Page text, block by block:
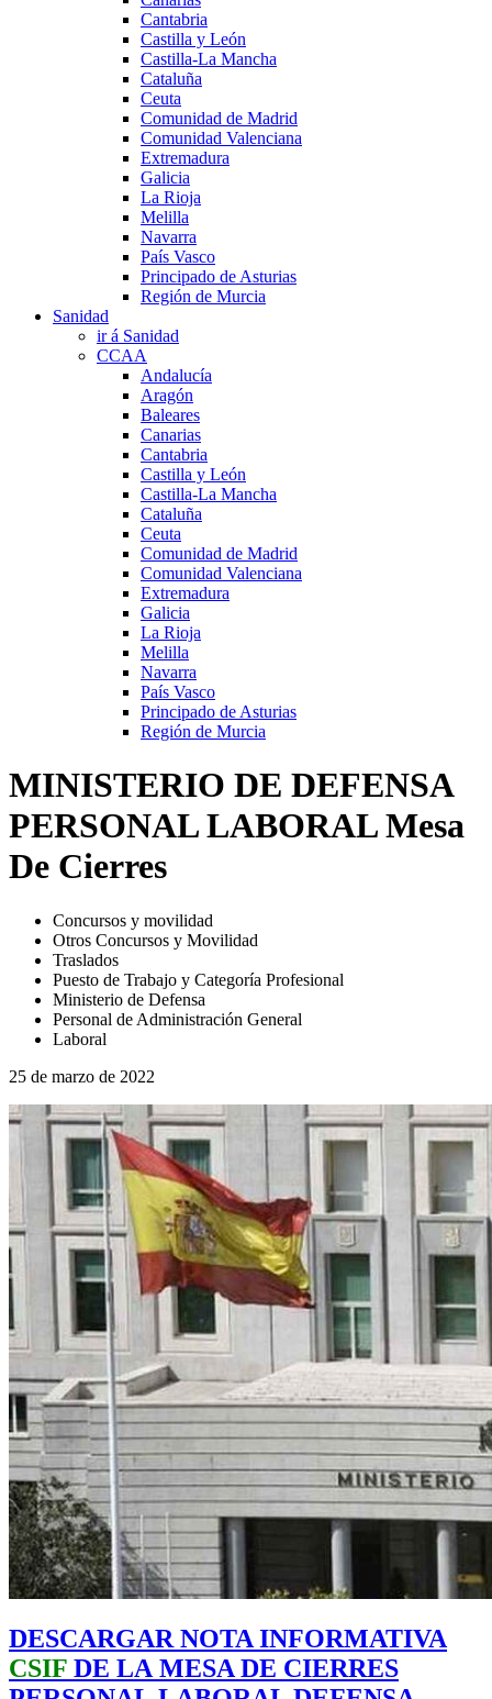
Cantabria
Castilla y León
Castilla-La Mancha
Cataluña
Ceuta
Comunidad de Madrid
Comunidad Valenciana
Extremadura
Galicia
La Rioja
Melilla
Navarra
País Vasco
Principado de Asturias
Región de Murcia
Sanidad
ir á Sanidad
CCAA
Andalucía
Aragón
Baleares
Canarias
Cantabria
Castilla y León
Castilla-La Mancha
Cataluña
Ceuta
Comunidad de Madrid
Comunidad Valenciana
Extremadura
Galicia
La Rioja
Melilla
Navarra
País Vasco
Principado de Asturias
Región de Murcia
MINISTERIO DE DEFENSA
PERSONAL LABORAL Mesa
De Cierres
Concursos y movilidad
Otros Concursos y Movilidad
Traslados
Puesto de Trabajo y Categoría Profesional
Ministerio de Defensa
Personal de Administración General
Laboral
25 de marzo de 2022
DESCARGAR NOTA INFORMATIVA
CSIF DE LA MESA DE CIERRES